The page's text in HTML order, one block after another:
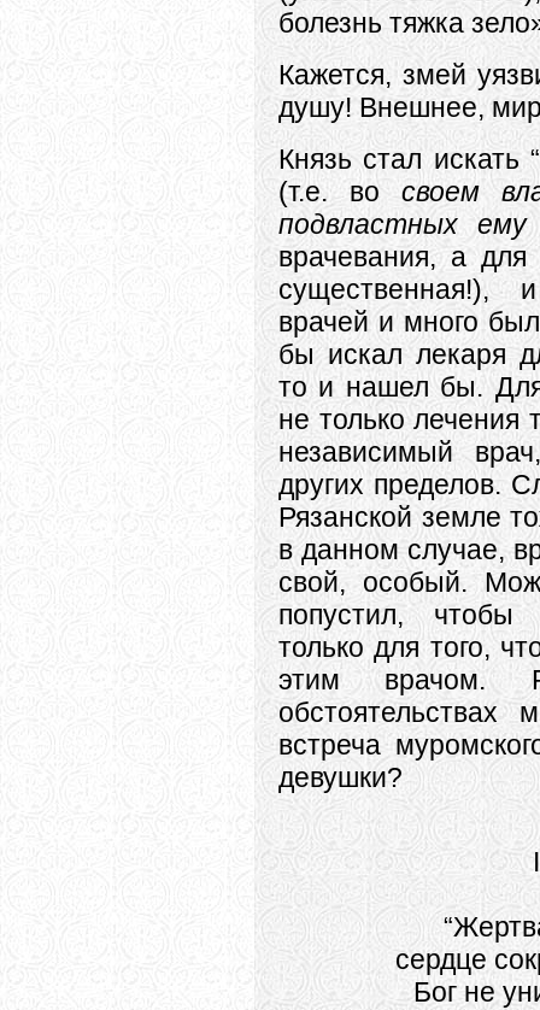
болезнь тяжка
Кажется, змей
душу! Внешнее,
Князь стал искать
(т.е. восвоем
подвластных ему
врачевания, а для
врачей и много
бы искал лекаря
то и нашел бы.
не только лечения
независимый
других пределов.
Рязанской земле
в данном случае,
свой, особый.
попустил, чтобы
только для того,
этим врачом.
обстоятельствах
встреча
девушки?
сердце
Бог не